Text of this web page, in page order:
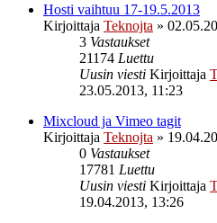
Hosti vaihtuu 17-19.5.2013
Kirjoittaja Teknojta »
3 Vastaukset
21174 Luettu
Uusin viesti Kirjoittaja
23.05.2013, 11:23
Mixcloud ja Vimeo tagit
Kirjoittaja Teknojta »
0 Vastaukset
17781 Luettu
Uusin viesti Kirjoittaja
19.04.2013, 13:26